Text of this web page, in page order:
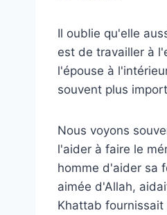
Il oublie qu'elle
est de travailler à
l'épouse à
souvent plus
Nous voyons
l'aider à faire le
homme d'aider sa
aimée d'Allah,
Khattab